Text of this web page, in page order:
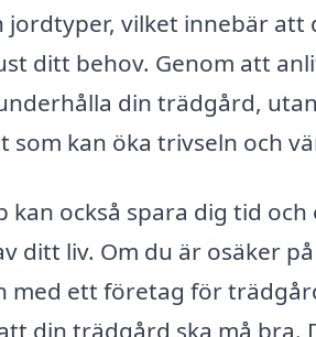
vilket innebär att
ditt behov. Genom att
din trädgård,
kan öka trivseln och
också spara dig tid
ditt liv. Om du är osäker
med ett företag för